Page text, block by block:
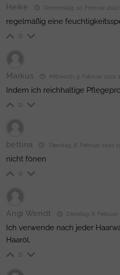
Heike Donnerstag, 10. Februar 2022
regelmäßig eine
0
Markus Mittwoch, 9. Februar 2022
Indem ich reichhaltige
0
bettina Dienstag, 8. Februar 2022
nicht fönen
0
Angi Wendt Dienstag, 8. Februar
Ich verwende nach jeder
Haaröl.
0